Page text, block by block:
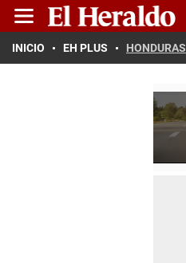
INICIO EH PLUS HONDURAS